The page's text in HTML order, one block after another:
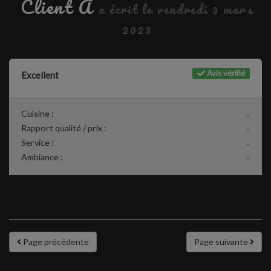
Client A a écrit le vendredi 3 mars
2023
Avis vérifié
Excellent
-
Cuisine :
-
Rapport qualité / prix :
-
Service :
-
Ambiance :
Page suivante
Page précédente